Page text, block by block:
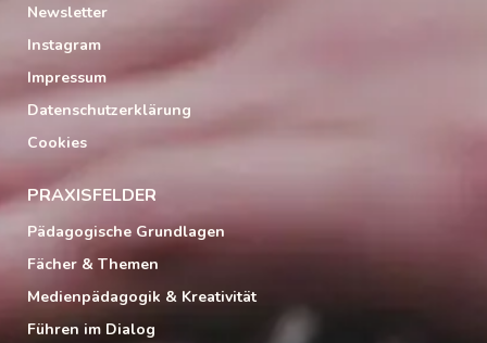
Newsletter
Instagram
Impressum
Datenschutzerklärung
Cookies
PRAXISFELDER
Pädagogische Grundlagen
Fächer & Themen
Medienpädagogik & Kreativität
Führen im Dialog